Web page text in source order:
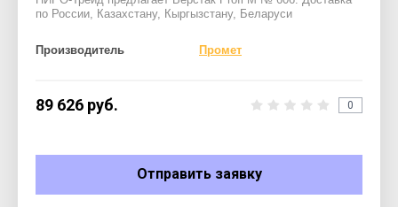
по России, Казахстану, Кыргызстану, Беларуси
Производитель Промет
89 626 руб. 0
Отправить заявку